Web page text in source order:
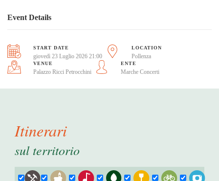
Event Details
START DATE
giovedì 23 Luglio 2026 21:00
LOCATION
Pollenza
VENUE
Palazzo Ricci Petrocchini
ENTE
Marche Concerti
Itinerari
sul territorio